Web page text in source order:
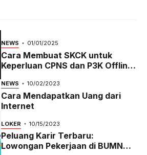
NEWS 01/01/2025
Cara Membuat SKCK untuk
Keperluan CPNS dan P3K Offline
NEWS 10/02/2023
Cara Mendapatkan Uang dari
Internet
LOKER 10/15/2023
Peluang Karir Terbaru:
Lowongan Pekerjaan di BUMN